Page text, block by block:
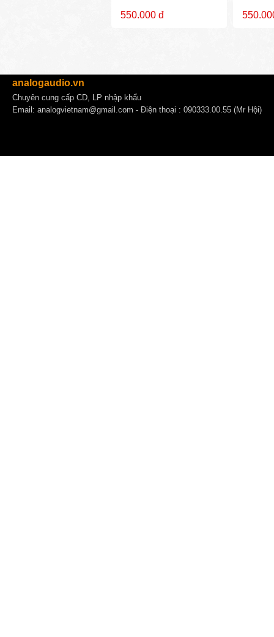
550.000 đ
analogaudio.vn
Chuyên cung cấp CD, LP nhập khẩu
Email: analogvietnam@gmail.com - Điện thoại : 090333.00.55 (Mr Hội)